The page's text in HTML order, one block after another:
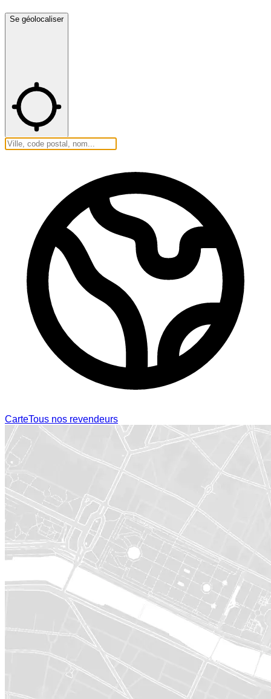
Se géolocaliser
CarteTous nos revendeurs